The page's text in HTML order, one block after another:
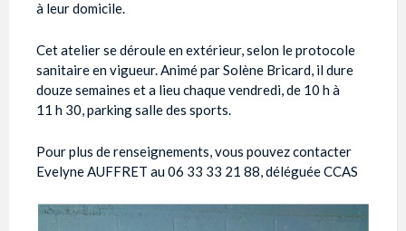
à leur domicile.
Cet atelier se déroule en extérieur, selon le protocole
sanitaire en vigueur. Animé par Solène Bricard, il dure
douze semaines et a lieu chaque vendredi, de 10 h à
11 h 30, parking salle des sports.
Pour plus de renseignements, vous pouvez contacter
Evelyne AUFFRET au 06 33 33 21 88, déléguée CCAS